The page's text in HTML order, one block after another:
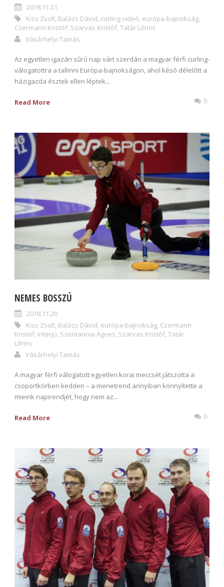
2018.11.21
Kiss Zsolt, Balázs Dávid, curling videó, európa-bajnokság,
Czermann Kristóf, Szarvas Kristóf, Tatár Lőrinc
Vásárhelyi Tamás
Az egyetlen igazán sűrű nap várt szerdán a magyar férfi curling-
válogatottra a tallinni Európa-bajnokságon, ahol késő délelőtt a
házigazda észtek ellen léptek...
Read More 0
NEMES BOSSZÚ
2018.11.20
Kiss Zsolt, Balázs Dávid, európa-bajnokság, Czermann
Kristóf, interjú, Szentannai Ágnes, Szarvas Kristóf, Tatár
Lőrinc
Vásárhelyi Tamás
A magyar férfi válogatott egyetlen korai meccsét játszotta a
csoportkörben kedden – a menetrend annyiban könnyítette a
mieink napirendjét, hogy nem az...
Read More 0